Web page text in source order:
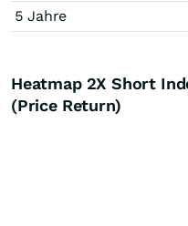
5 Jahre
Heatmap 2X Short
(Price Return)